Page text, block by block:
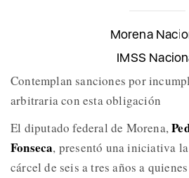
Morena
IMSS
Contemplan sanciones por
arbitraria con esta obligación
El diputado federal de Morena,
Fonseca, presentó una iniciativa
cárcel de seis a tres años a